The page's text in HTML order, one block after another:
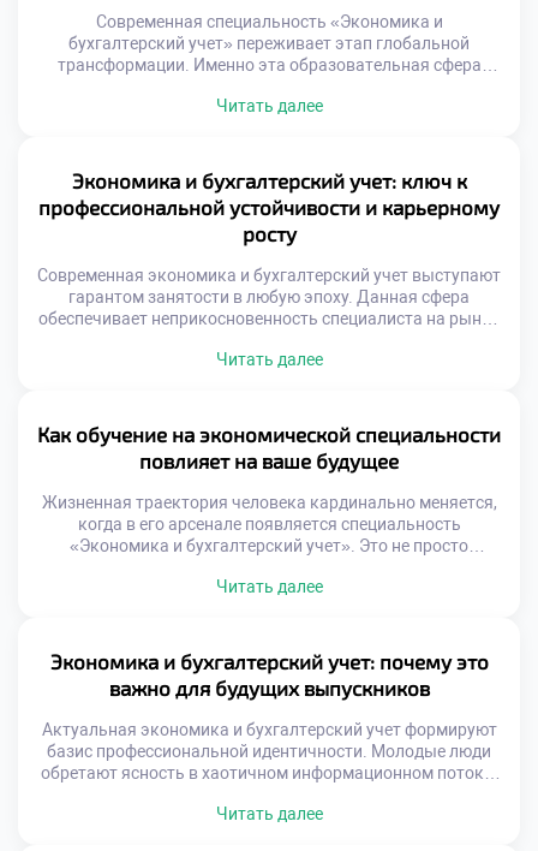
Современная специальность «Экономика и
бухгалтерский учет» переживает этап глобальной
трансформации. Именно эта образовательная сфера
Будущее профессии зависит от скорости обновления
видеть динамику изменений заранее. Успех гарантирует
только гибкая система подготовки кадров.
Образовательный процесс становится непрерывным
потоком новаций. Финансовый мир […]
Читать далее
Экономика и бухгалтерский учет: ключ к
профессиональной устойчивости и карьерному
росту
Современная экономика и бухгалтерский учет выступают
гарантом занятости в любую эпоху. Данная сфера
обеспечивает неприкосновенность специалиста на рынке
предприятие независимо от конъюнктуры. Устойчивость
технологическим прогрессом. Глубокое понимание учета
создает непробиваемую защиту. Материал раскрывает
секреты долгосрочного профессионального успеха. Мы
Читать далее
Как обучение на экономической специальности
повлияет на ваше будущее
Жизненная траектория человека кардинально меняется,
когда в его арсенале появляется специальность
«Экономика и бухгалтерский учет». Это не просто
восприятия реальности. Финансовые знания действуют
управлять ресурсами трансформирует хаос
повседневности в упорядоченную систему координат.
Профессиональная квалификация становится личным
щитом […]
Читать далее
Экономика и бухгалтерский учет: почему это
важно для будущих выпускников
Актуальная экономика и бухгалтерский учет формируют
базис профессиональной идентичности. Молодые люди
обретают ясность в хаотичном информационном потоке.
стержнем личности. Важность данного направления
Читать далее